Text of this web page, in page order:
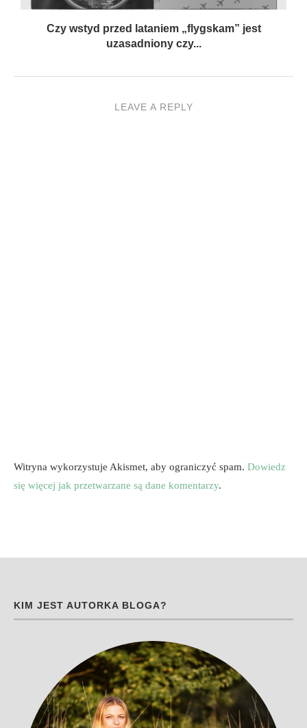
Czy wstyd przed lataniem „flygskam” jest
uzasadniony czy...
LEAVE A REPLY
Witryna wykorzystuje Akismet, aby ograniczyć spam. Dowiedz
się więcej jak przetwarzane są dane komentarzy.
KIM JEST AUTORKA BLOGA?